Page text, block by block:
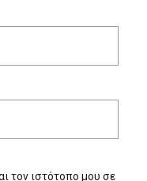
τον ιστότοπο μου σε